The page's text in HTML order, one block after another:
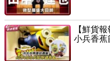
【鮮貨
小兵香蕉